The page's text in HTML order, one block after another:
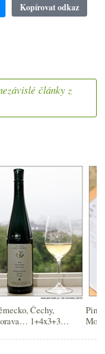
Kopírovat odkaz
články z
Čechy,
1+4x3+3